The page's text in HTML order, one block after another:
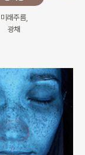
미래주름,
광채